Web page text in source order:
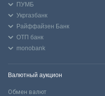
ПУМБ
Укргазбанк
Райффайзен Банк
ОТП банк
monobank
Валютный аукцион
Обмен валют